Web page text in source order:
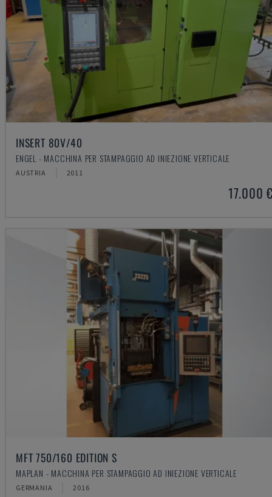
INSERT 80V/40
ENGEL - MACCHINA PER STAMPAGGIO AD INIEZIONE VERTICALE
AUSTRIA 2011
17.000
MFT 750/160 EDITION S
MAPLAN - MACCHINA PER STAMPAGGIO AD INIEZIONE VERTICALE
GERMANIA 2016